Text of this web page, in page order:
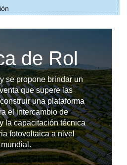
de Rol
se propone brindar un
que supere las
una plataforma
el intercambio de
la capacitación técnica
fotovoltaica a nivel
mundial.